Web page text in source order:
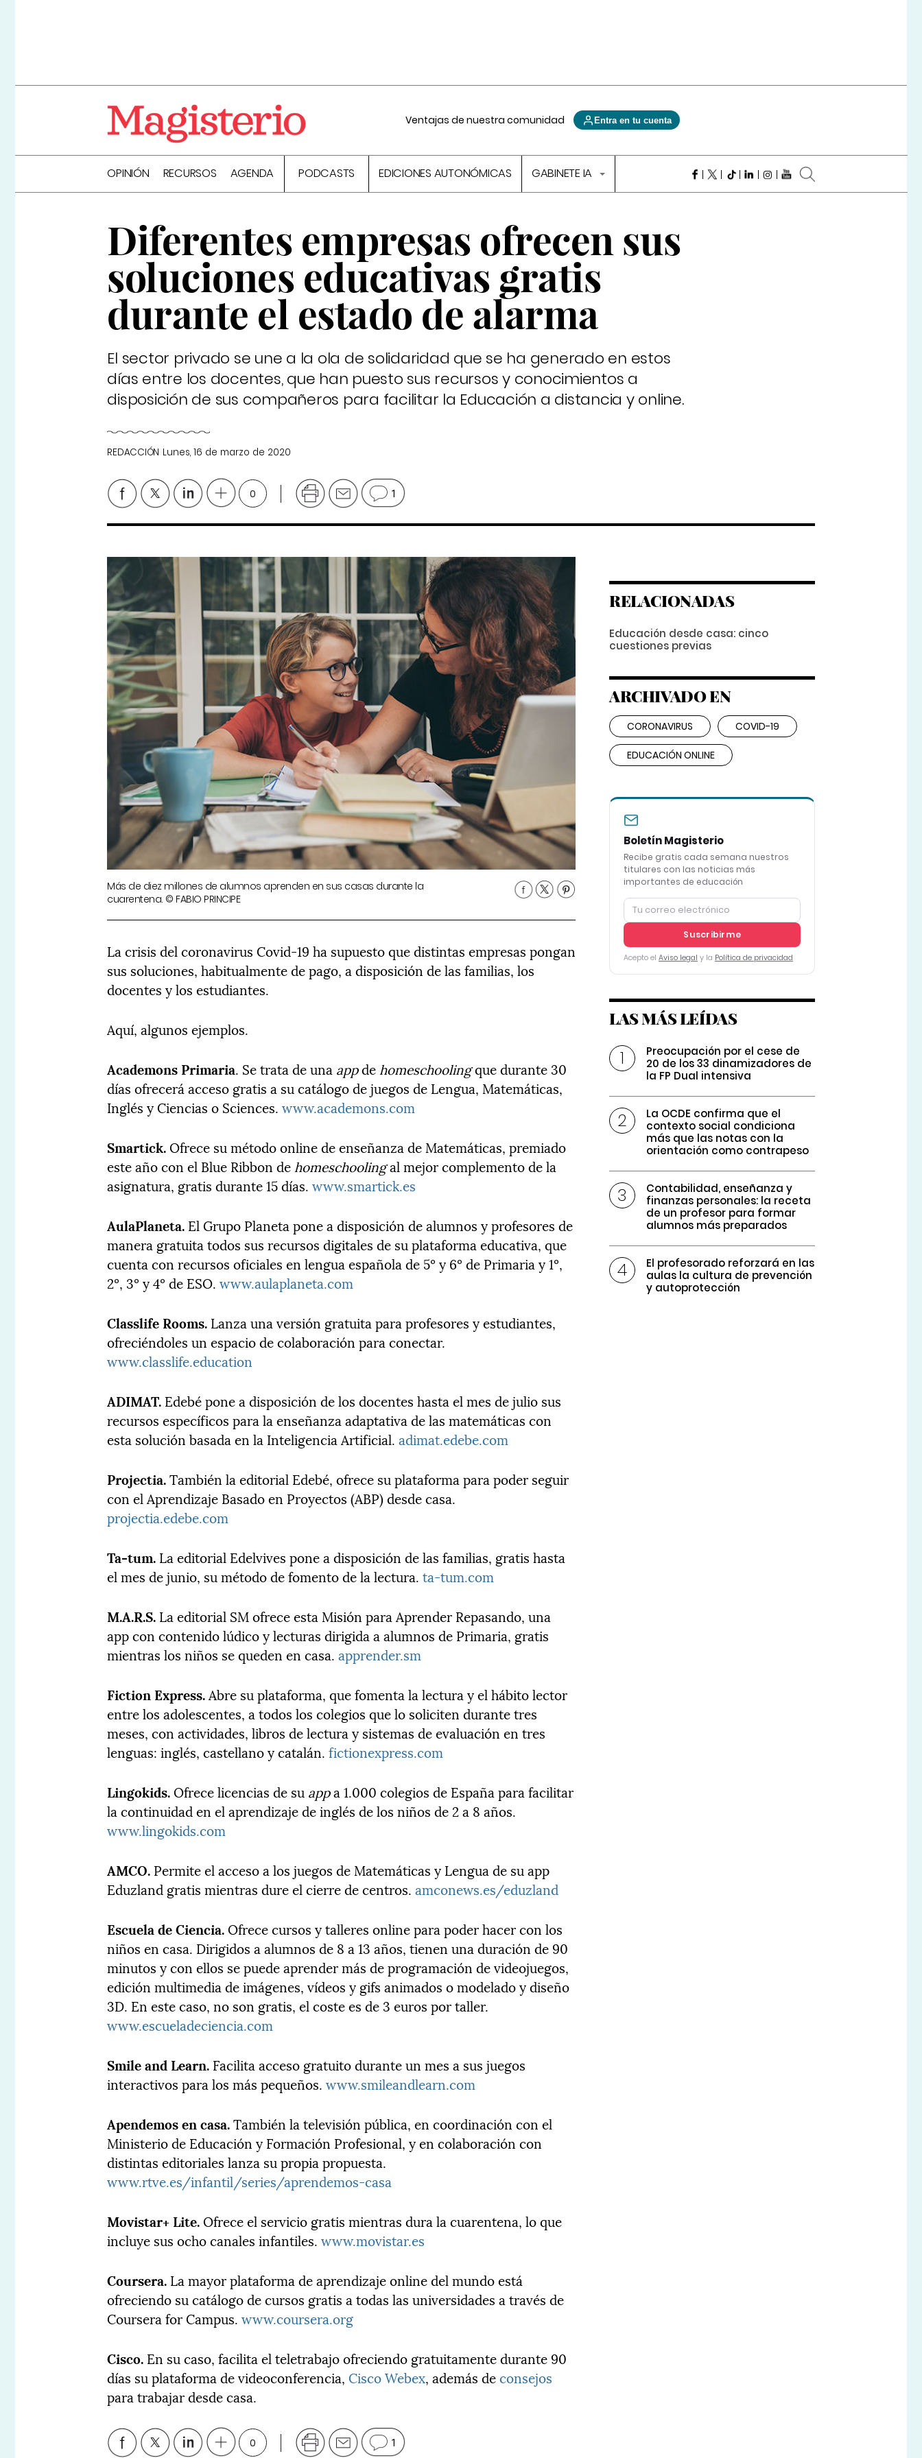
Ventajas de nuestra comunidad Entra en tu cuenta
OPINIÓN RECURSOS AGENDA PODCASTS EDICIONES AUTONÓMICAS GABINETE IA
Diferentes empresas ofrecen sus
soluciones educativas gratis
durante el estado de alarma
El sector privado se une a la ola de solidaridad que se ha generado en estos
días entre los docentes, que han puesto sus recursos y conocimientos a
disposición de sus compañeros para facilitar la Educación a distancia y online.
REDACCIÓN Lunes, 16 de marzo de 2020
0 1
Más de diez millones de alumnos aprenden en sus casas durante la
cuarentena. © FABIO PRINCIPE
La crisis del coronavirus Covid-19 ha supuesto que distintas empresas pongan
sus soluciones, habitualmente de pago, a disposición de las familias, los
docentes y los estudiantes.
Aquí, algunos ejemplos.
Academons Primaria. Se trata de una appdehomeschoolingque durante 30
días ofrecerá acceso gratis a su catálogo de juegos de Lengua, Matemáticas,
Inglés y Ciencias o Sciences. www.academons.com
Smartick. Ofrece su método online de enseñanza de Matemáticas, premiado
este año con el Blue Ribbon dehomeschoolingal mejor complemento de la
asignatura, gratis durante 15 días.www.smartick.es
AulaPlaneta. El Grupo Planeta pone a disposición de alumnos y profesores de
manera gratuita todos sus recursos digitales de su plataforma educativa, que
cuenta con recursos oficiales en lengua española de 5º y 6º de Primaria y 1º,
2º, 3º y 4º de ESO.www.aulaplaneta.com
Classlife Rooms. Lanza una versión gratuita para profesores y estudiantes,
ofreciéndoles un espacio de colaboración para conectar.
www.classlife.education
ADIMAT. Edebé pone a disposición de los docentes hasta el mes de julio sus
recursos específicos para la enseñanza adaptativa de las matemáticas con
esta solución basada en la Inteligencia Artificial.adimat.edebe.com
Projectia.También la editorial Edebé, ofrece su plataforma para poder seguir
con el Aprendizaje Basado en Proyectos (ABP) desde casa.
projectia.edebe.com
Ta-tum. La editorial Edelvives pone a disposición de las familias, gratis hasta
el mes de junio, su método de fomento de la lectura.ta-tum.com
M.A.R.S. La editorial SM ofrece esta Misión para Aprender Repasando, una
app con contenido lúdico y lecturas dirigida a alumnos de Primaria, gratis
mientras los niños se queden en casa.apprender.sm
Fiction Express.Abre su plataforma, que fomenta la lectura y el hábito lector
entre los adolescentes, a todos los colegios que lo soliciten durante tres
meses, con actividades, libros de lectura y sistemas de evaluación en tres
lenguas: inglés, castellano y catalán.fictionexpress.com
Lingokids. Ofrece licencias de su appa 1.000 colegios de España para facilitar
la continuidad en el aprendizaje de inglés de los niños de 2 a 8 años.
www.lingokids.com
AMCO. Permite el acceso a los juegos de Matemáticas y Lengua de su app
Eduzland gratis mientras dure el cierre de centros.amconews.es/eduzland
Escuela de Ciencia. Ofrece cursos y talleres online para poder hacer con los
niños en casa. Dirigidos a alumnos de 8 a 13 años, tienen una duración de 90
minutos y con ellos se puede aprender más de programación de videojuegos,
edición multimedia de imágenes, vídeos y gifs animados o modelado y diseño
3D. En este caso, no son gratis, el coste es de 3 euros por taller.
www.escueladeciencia.com
Smile and Learn. Facilita acceso gratuito durante un mes a sus juegos
interactivos para los más pequeños.www.smileandlearn.com
Apendemos en casa.También la televisión pública, en coordinación con el
Ministerio de Educación y Formación Profesional, y en colaboración con
distintas editoriales lanza su propia propuesta.
www.rtve.es/infantil/series/aprendemos-casa
Movistar+ Lite. Ofrece el servicio gratis mientras dura la cuarentena, lo que
incluye sus ocho canales infantiles.www.movistar.es
Coursera. La mayor plataforma de aprendizaje online del mundo está
ofreciendo su catálogo de cursos gratis a todas las universidades a través de
Coursera for Campus.www.coursera.org
Cisco. En su caso, facilita el teletrabajo ofreciendo gratuitamente durante 90
días su plataforma de videoconferencia, Cisco Webex, además deconsejos
para trabajar desde casa.
0 1
RELACIONADAS
Educación desde casa: cinco
cuestiones previas
ARCHIVADO EN
CORONAVIRUS COVID-19
EDUCACIÓN ONLINE
Boletín Magisterio
Recibe gratis cada semana nuestros
titulares con las noticias más
importantes de educación
Suscribirme
Acepto el Aviso legal y la Política de privacidad
LAS MÁS LEÍDAS
Preocupación por el cese de
20 de los 33 dinamizadores de
la FP Dual intensiva
La OCDE confirma que el
contexto social condiciona
más que las notas con la
orientación como contrapeso
Contabilidad, enseñanza y
finanzas personales: la receta
de un profesor para formar
alumnos más preparados
El profesorado reforzará en las
aulas la cultura de prevención
y autoprotección